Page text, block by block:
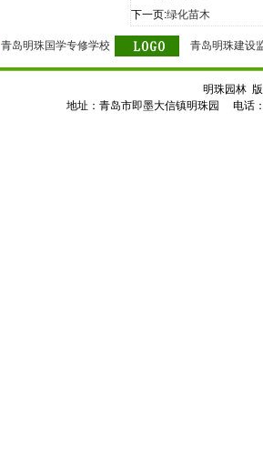
下一页:绿化苗木
青岛明珠国学专修学校 青岛明珠建设
明珠园林
地址：青岛市即墨大信镇明珠园 电